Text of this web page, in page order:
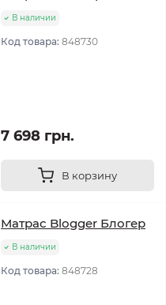
В наличии
Код товара: 848730
7 698 грн.
В корзину
Матрас Blogger Блогер
В наличии
Код товара: 848728